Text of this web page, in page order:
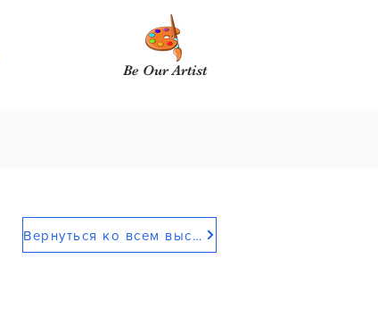
Be Our Artist
Вернуться ко всем выставкам